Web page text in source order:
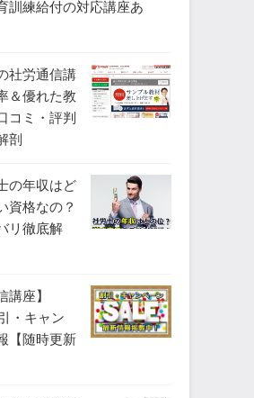
訓練給付の対応講座あ
社労通信講
＆優れた教
コミ・評判
剖
の年収はど
資格なの？
リ徹底解
講座】
・キャン
【随時更新